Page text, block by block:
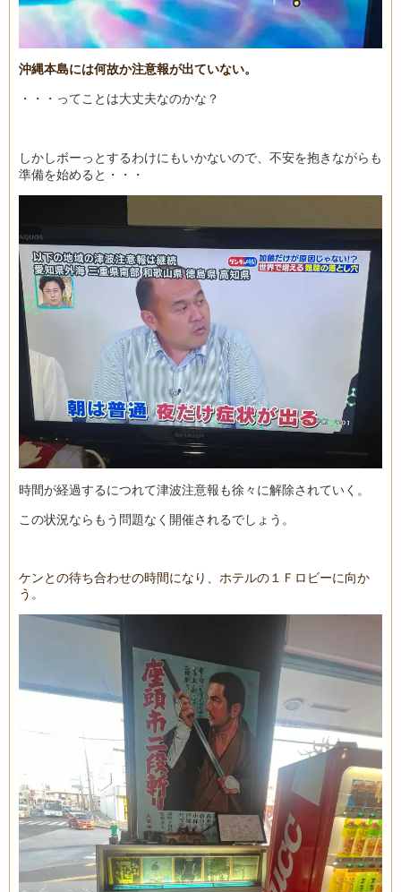
沖縄本島には何故か注意報が出ていない。
・・・ってことは大丈夫なのかな？
しかしボーっとするわけにもいかないので、不安を抱きながらも
準備を始めると・・・
時間が経過するにつれて津波注意報も徐々に解除されていく。
この状況ならもう問題なく開催されるでしょう。
ケンとの待ち合わせの時間になり、ホテルの１Ｆロビーに向か
う。